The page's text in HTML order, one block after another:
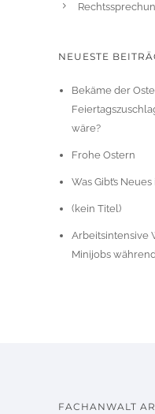
NEUESTE
Bekäme der
wäre?
Frohe Ostern
Was Gibt’s
(kein Titel)
Arbeitsintensive
Minijobs
FACHANWALT